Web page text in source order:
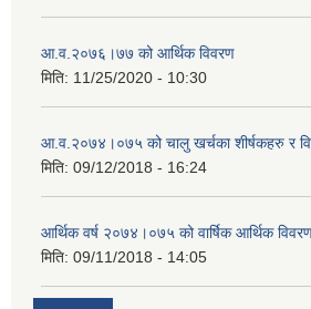
आ.व.२०७६।७७ को आर्थिक विवरण
मिति: 11/25/2020 - 10:30
आ.व.२०७४।०७५ को चालु खर्चका शीर्षकहरु र
मिति: 09/12/2018 - 16:24
आर्थिक वर्ष २०७४।०७५ को वार्षिक आर्थिक
मिति: 09/11/2018 - 14:05